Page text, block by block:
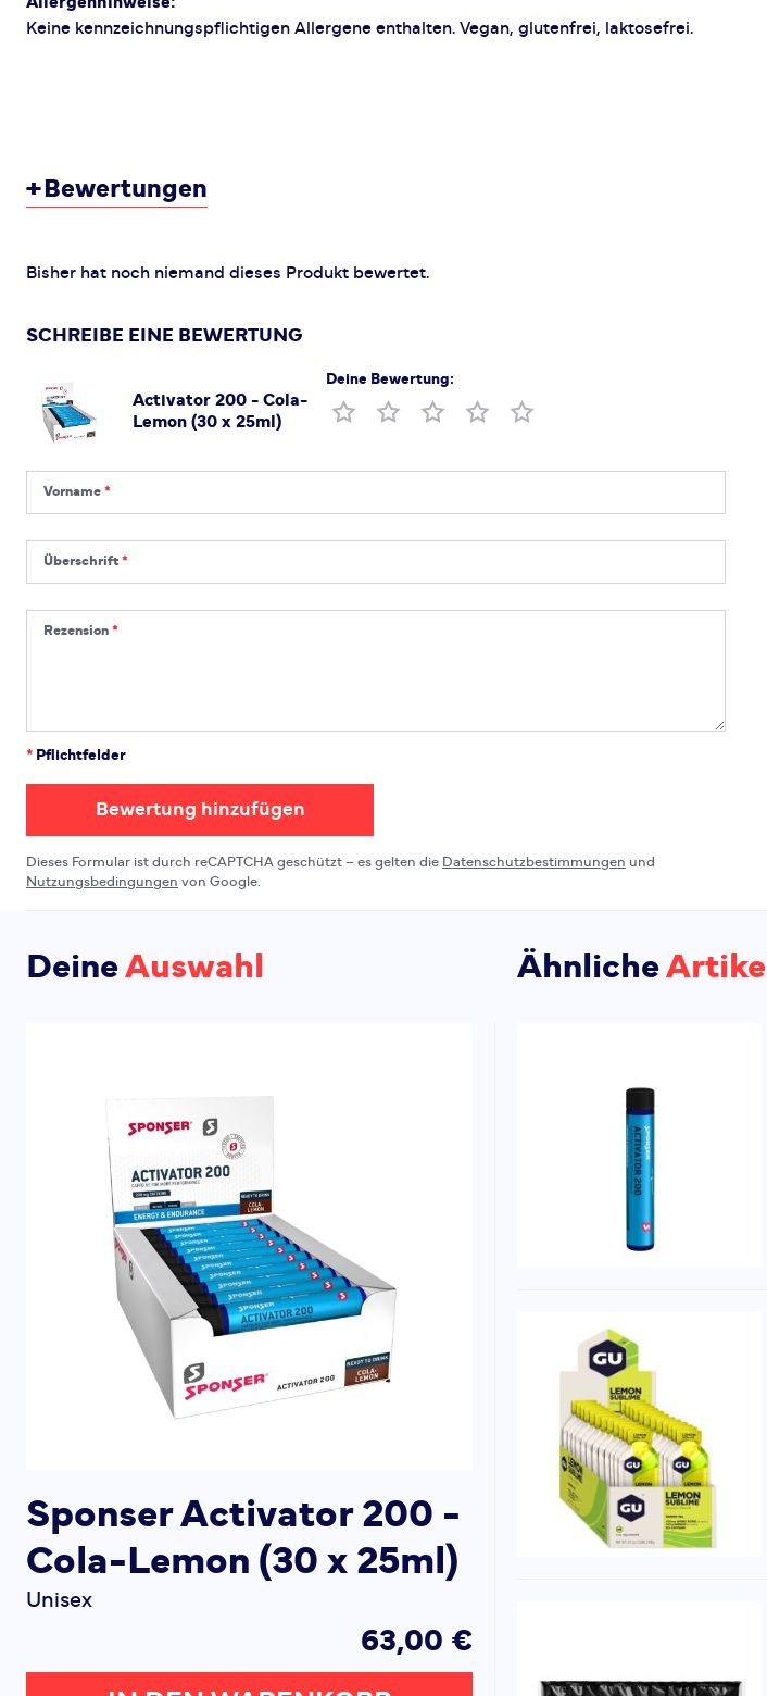
Keine kennzeichnungspflichtigen Allergene enthalten. Vegan, glutenfrei, laktosefrei.
+ Bewertungen
Bisher hat noch niemand dieses Produkt bewertet.
SCHREIBE EINE BEWERTUNG
Activator 200 - Cola-
Lemon (30 x 25ml)
Deine Bewertung:
Produktbewertung
Vorname
Vorname
Überschrift
Überschrift
Rezension
Rezension
* Pflichtfelder
Bewertung hinzufügen
Dieses Formular ist durch reCAPTCHA geschützt – es gelten die Datenschutzbestimmungen und
Nutzungsbedingungen von Google.
DeineAuswahl
Sponser Activator 200 -
Cola-Lemon (30 x 25ml)
Unisex
63,00 €
ÄhnlicheArtikel